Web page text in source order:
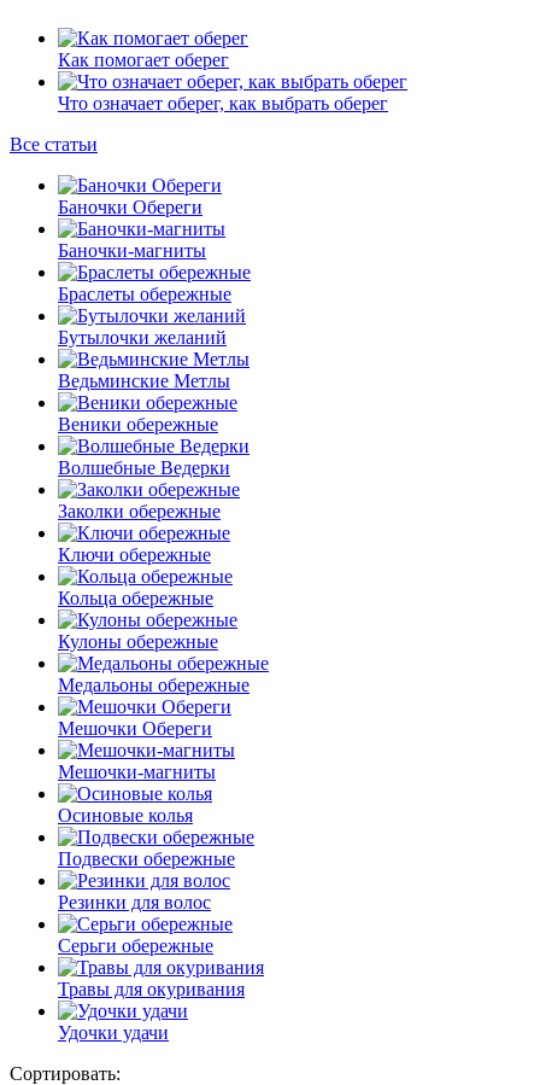
Как помогает оберег
Что означает оберег, как выбрать оберег
Все статьи
Баночки Обереги
Баночки-магниты
Браслеты обережные
Бутылочки желаний
Ведьминские Метлы
Веники обережные
Волшебные Ведерки
Заколки обережные
Ключи обережные
Кольца обережные
Кулоны обережные
Медальоны обережные
Мешочки Обереги
Мешочки-магниты
Осиновые колья
Подвески обережные
Резинки для волос
Серьги обережные
Травы для окуривания
Удочки удачи
Сортировать: